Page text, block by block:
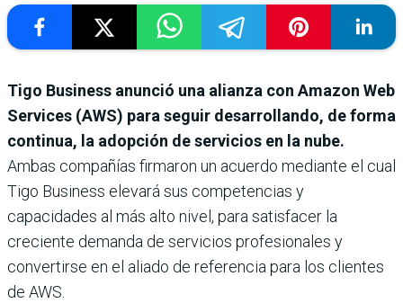
Tigo Business anunció una alianza con Amazon Web
Services (AWS) para seguir desarrollando, de forma
continua, la adopción de servicios en la nube.
Ambas compañías firmaron un acuerdo mediante el cual
Tigo Business elevará sus competencias y
capacidades al más alto nivel, para satisfacer la
creciente demanda de servicios profesionales y
convertirse en el aliado de referencia para los clientes
de AWS.